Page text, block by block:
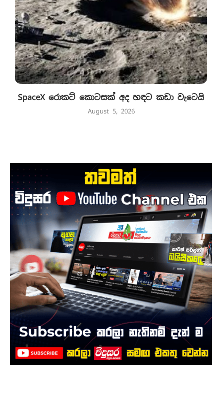
SpaceX රොකට් කොටසක් අද හඳට කඩා වැටෙයි
August 5, 2026